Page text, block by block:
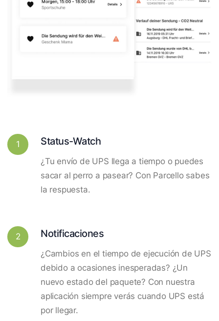
1 Status-Watch
¿Tu envío de UPS llega a tiempo o puedes
sacar al perro a pasear? Con Parcello sabes
la respuesta.
2 Notificaciones
¿Cambios en el tiempo de ejecución de UPS
debido a ocasiones inesperadas? ¿Un
nuevo estado del paquete? Con nuestra
aplicación siempre verás cuando UPS está
por llegar.